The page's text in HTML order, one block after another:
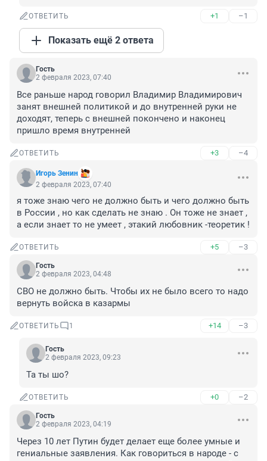
ОТВЕТИТЬ +1 –1
Показать ещё 2 ответа
Гость
2 февраля 2023, 07:40
Все раньше народ говорил Владимир Владимирович
занят внешней политикой и до внутренней руки не
доходят, теперь с внешней покончено и наконец
пришло время внутренней
ОТВЕТИТЬ +3 –4
Игорь Зенин
2 февраля 2023, 07:40
я тоже знаю чего не должно быть и чего должно быть
в России , но как сделать не знаю . Он тоже не знает ,
а если знает то не умеет , этакий любовник -теоретик !
ОТВЕТИТЬ +5 –3
Гость
2 февраля 2023, 04:48
СВО не должно быть. Чтобы их не было всего то надо
вернуть войска в казармы
ОТВЕТИТЬ 1 +14 –3
Гость
2 февраля 2023, 09:23
Та ты шо?
ОТВЕТИТЬ +0 –2
Гость
2 февраля 2023, 04:19
Через 10 лет Путин будет делает еще более умные и
гениальные заявления. Как говориться в народе - с